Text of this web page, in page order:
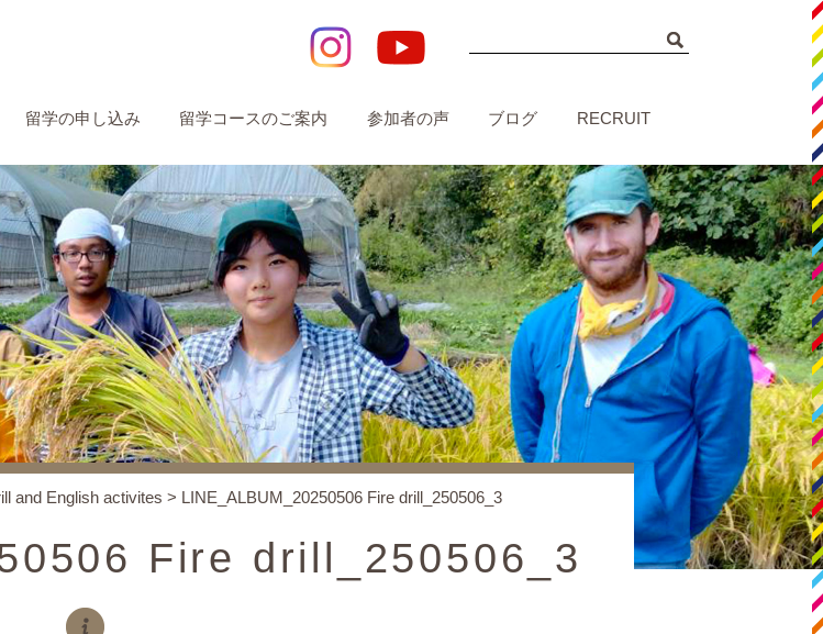
留学の申し込み 留学コースのご案内 参加者の声 ブログ RECRUIT
and English activites > LINE_ALBUM_20250506 Fire drill_250506_3
Fire drill_250506_3